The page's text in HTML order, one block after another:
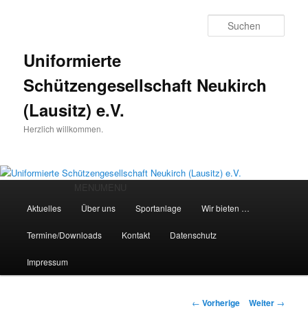
Uniformierte
Schützengesellschaft Neukirch
(Lausitz) e.V.
Herzlich willkommen.
Aktuelles Über uns Sportanlage Wir bieten …
Termine/Downloads Kontakt Datenschutz
Impressum
Beitrags-
← Vorherige Weiter →